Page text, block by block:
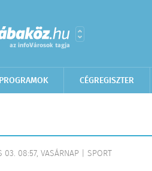
PROGRAMOK CÉGREGISZTER
03. 08:57, VASÁRNAP | SPORT